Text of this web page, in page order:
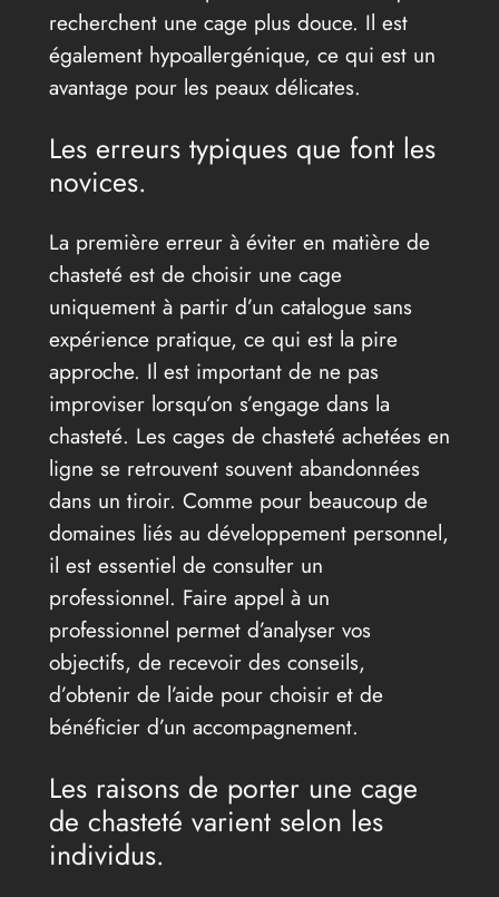
recherchent une cage plus douce. Il est
également hypoallergénique, ce qui est un
avantage pour les peaux délicates.
Les erreurs typiques que font les
novices.
La première erreur à éviter en matière de
chasteté est de choisir une cage
uniquement à partir d’un catalogue sans
expérience pratique, ce qui est la pire
approche. Il est important de ne pas
improviser lorsqu’on s’engage dans la
chasteté. Les cages de chasteté achetées en
ligne se retrouvent souvent abandonnées
dans un tiroir. Comme pour beaucoup de
domaines liés au développement personnel,
il est essentiel de consulter un
professionnel. Faire appel à un
professionnel permet d’analyser vos
objectifs, de recevoir des conseils,
d’obtenir de l’aide pour choisir et de
bénéficier d’un accompagnement.
Les raisons de porter une cage
de chasteté varient selon les
individus.